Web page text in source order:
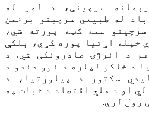
سرچينې، د لمر له
له طبیعي سرچینو برخمن
سمه ګټه پورته شي،
خپله اړتیا پوره کړي، بلکې
د انرژۍ صادرونکی شي. د
د خلکو لپاره د نوو دندو د
سکتور د پیاوړتیا، د
او د ملي اقتصاد د ثبات په
رول لري.